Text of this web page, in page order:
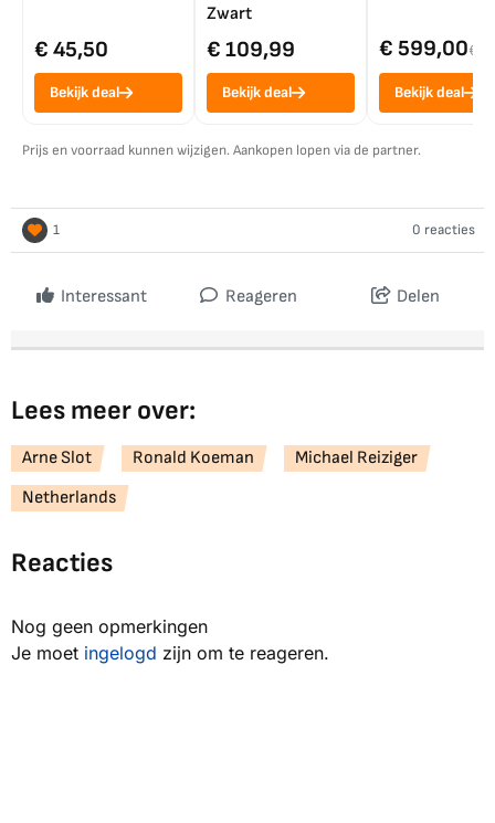
€ 45,50
Bekijk deal
Zwart
€ 109,99
Bekijk deal
€ 599,00€
Bekijk deal
Prijs en voorraad kunnen wijzigen. Aankopen lopen via de partner.
1 0 reacties
Interessant Reageren Delen
Lees meer over:
Arne Slot Ronald Koeman
Michael Reiziger
Netherlands
Reacties
Nog geen opmerkingen
Je moet ingelogd zijn om te reageren.